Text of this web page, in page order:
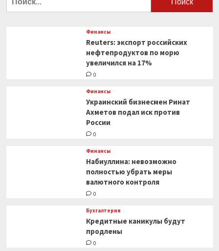
Финансы
Reuters: экспорт российских
нефтепродуктов по морю
увеличился на 17%
0
Финансы
Украинский бизнесмен Ринат
Ахметов подал иск против
России
0
Финансы
Набиуллина: невозможно
полностью убрать меры
валютного контроля
0
Бухгалтерия
Кредитные каникулы будут
продлены
0